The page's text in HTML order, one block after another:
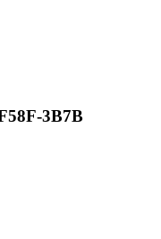
3B7B